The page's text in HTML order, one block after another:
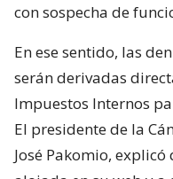
con sospecha de
En ese sentido, las
serán derivadas
Impuestos Internos
El presidente de la
José Pakomio,